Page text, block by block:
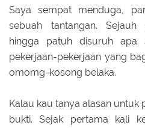
Saya sempat menduga,
sebuah tantangan. Sejauh
hingga patuh disuruh apa
pekerjaan-pekerjaan yang
omomg-kosong belaka.
Kalau kau tanya alasan untuk
bukti. Sejak pertama kali